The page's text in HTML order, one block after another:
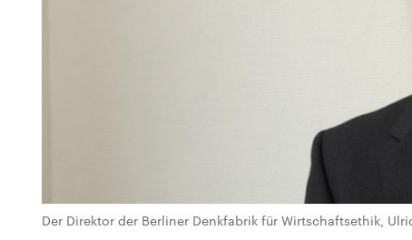
Der Direktor der Berliner Denkfabrik für Wirtschaftsethik,